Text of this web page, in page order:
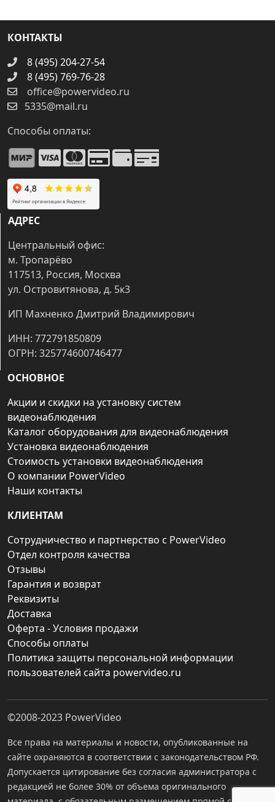
КОНТАКТЫ
8 (495) 204-27-54
8 (495) 769-76-28
office@powervideo.ru
5335@mail.ru
Способы оплаты:
АДРЕС
Центральный офис:
м. Тропарёво
117513, Россия, Москва
ул. Островитянова, д. 5к3
ИП Махненко Дмитрий Владимирович
ИНН: 772791850809
ОГРН: 325774600746477
ОСНОВНОЕ
Акции и скидки на установку систем
видеонаблюдения
Каталог оборудования для видеонаблюдения
Установка видеонаблюдения
Стоимость установки видеонаблюдения
О компании PowerVideo
Наши контакты
КЛИЕНТАМ
Сотрудничество и партнерство с PowerVideo
Отдел контроля качества
Отзывы
Гарантия и возврат
Реквизиты
Доставка
Оферта - Условия продажи
Способы оплаты
Политика защиты персональной информации
пользователей сайта powervideo.ru
©2008-2023 PowerVideo
Все права на материалы и новости, опубликованные на
сайте охраняются в соответствии с законодательством РФ.
Допускается цитирование без согласия администратора с
редакцией не более 30% от объема оригинального